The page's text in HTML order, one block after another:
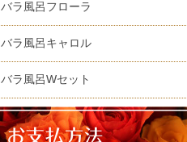
バラ風呂フローラ
バラ風呂キャロル
バラ風呂Wセット